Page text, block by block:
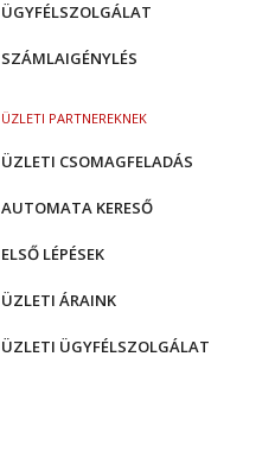
ÜGYFÉLSZOLGÁLAT
SZÁMLAIGÉNYLÉS
ÜZLETI PARTNEREKNEK
ÜZLETI CSOMAGFELADÁS
AUTOMATA KERESŐ
ELSŐ LÉPÉSEK
ÜZLETI ÁRAINK
ÜZLETI ÜGYFÉLSZOLGÁLAT